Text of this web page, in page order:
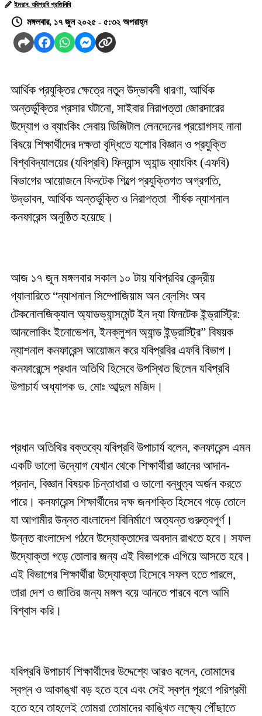
ইমরান, যবিপ্রবি প্রতিনিধি
মঙ্গলবার, ১৭ জুন ২০২৫ - ৫:৩২ অপরাহ্ন
আর্থিক প্রযুক্তির ক্ষেত্রে নতুন উদ্ভাবনী ধারণা, আর্থিক
অন্তর্ভুক্তির প্রসার ঘটানো, সাইবার নিরাপত্তা জোরদারের
উদ্যোগ ও ব্যাংকিং সেবায় ডিজিটাল লেনদেনের প্রয়োগসহ নানা
বিষয়ে শিক্ষার্থীদের দক্ষতা বৃদ্ধিতে যশোর বিজ্ঞান ও প্রযুক্তি
বিশ্ববিদ্যালয়ের (যবিপ্রবি) ফিন্যান্স অ্যান্ড ব্যাংকিং (এফবি)
বিভাগের আয়োজনে ফিনটেক শিল্পে প্রযুক্তিগত অগ্রগতি,
উদ্ভাবন, আর্থিক অন্তর্ভুক্তি ও নিরাপত্তা শীর্ষক ন্যাশনাল
কনফারেন্স অনুষ্ঠিত হয়েছে।
আজ ১৭ জুন মঙ্গলবার সকাল ১০ টায় যবিপ্রবির কেন্দ্রীয়
গ্যালারিতে “ন্যাশনাল সিম্পোজিয়াম অন ব্লেসিং অব
টেকনোলজিক্যাল অ্যাডভ্যান্সমেন্ট ইন দ্যা ফিনটেক ইন্ড্রাস্ট্রি:
আনলোকিং ইনোভেশন, ইনক্লুশন অ্যান্ড ইন্ড্রাস্ট্রি” বিষয়ক
ন্যাশনাল কনফারেন্স আয়োজন করে যবিপ্রবির এফবি বিভাগ।
কনফারেন্সে প্রধান অতিথি হিসেবে উপস্থিত ছিলেন যবিপ্রবি
উপাচার্য অধ্যাপক ড. মোঃ আব্দুল মজিদ।
প্রধান অতিথির বক্তব্যে যবিপ্রবি উপাচার্য বলেন, কনফারেন্স এমন
একটি ভালো উদ্যোগ যেখান থেকে শিক্ষার্থীরা জ্ঞানের আদান-
প্রদান, বিজ্ঞান বিষয়ক চিন্তাধারা ও ভালো বন্ধুত্ব অর্জন করতে
পারে। কনফারেন্স শিক্ষার্থীদের দক্ষ জনশক্তি হিসেবে গড়ে তোলে
যা আগামীর উন্নত বাংলাদেশ বিনির্মাণে অত্যন্ত গুরুত্বপূর্ণ।
উন্নত বাংলাদেশ গঠনে উদ্যোক্তাদের অবদান রাখতে হবে। সফল
উদ্যোক্তা গড়ে তোলার জন্য এই বিভাগকে এগিয়ে আসতে হবে।
এই বিভাগের শিক্ষার্থীরা উদ্যোক্তা হিসেবে সফল হতে পারলে,
তারা দেশ ও জাতির জন্য মঙ্গল বয়ে আনতে পারবে বলে আমি
বিশ্বাস করি।
যবিপ্রবি উপাচার্য শিক্ষার্থীদের উদ্দেশ্যে আরও বলেন, তোমাদের
স্বপ্ন ও আকাঙ্খা বড় হতে হবে এবং সেই স্বপ্ন পূরণে পরিশ্রমী
হতে হবে তাহলেই তোমরা তোমাদের কাঙ্খিত লক্ষ্যে পৌঁছাতে